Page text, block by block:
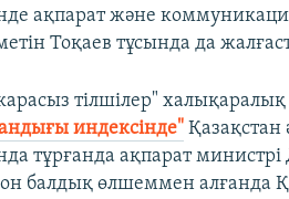
ақпарат және
Тоқаев тұсында да
тілшілер"
индексінде" Қазақстан
тұрғанда ақпарат
балдық өлшеммен алғанда